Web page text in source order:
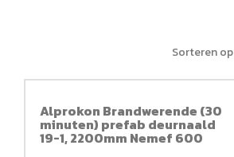
Sorteren op
Alprokon Brandwerende (30
minuten) prefab deurnaald
19-1, 2200mm Nemef 600